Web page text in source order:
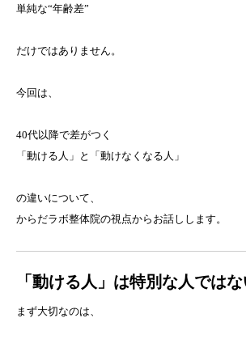
単純な“年齢差”
だけではありません。
今回は、
40代以降で差がつく
「動ける人」と「動けなくなる人」
の違いについて、
からだラボ整体院の視点からお話しします。
「動ける人」は特別な人では
まず大切なのは、